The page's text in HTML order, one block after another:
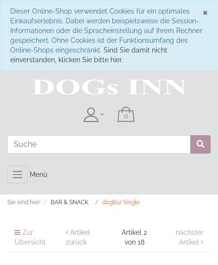
×
Dieser Online-Shop verwendet Cookies für ein optimales
Einkaufserlebnis. Dabei werden beispielsweise die Session-
Informationen oder die Spracheinstellung auf Ihrem Rechner
gespeichert. Ohne Cookies ist der Funktionsumfang des
Online-Shops eingeschränkt. Sind Sie damit nicht
einverstanden, klicken Sie bitte hier.
Menü
Sie sind hier: BAR & SNACK dogBar Single
Zur
Übersicht
Artikel
zurück
Artikel 2
von 18
nächster
Artikel